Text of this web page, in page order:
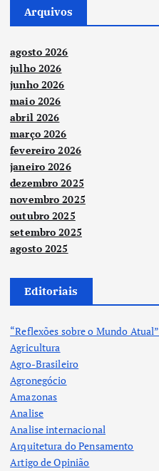
Arquivos
agosto 2026
julho 2026
junho 2026
maio 2026
abril 2026
março 2026
fevereiro 2026
janeiro 2026
dezembro 2025
novembro 2025
outubro 2025
setembro 2025
agosto 2025
Editoriais
“Reflexões sobre o Mundo Atual”
Agricultura
Agro-Brasileiro
Agronegócio
Amazonas
Analise
Analise internacional
Arquitetura do Pensamento
Artigo de Opinião